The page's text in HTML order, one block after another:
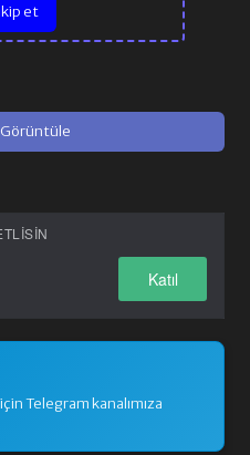
et
Görüntüle
Katıl
Telegram kanalımıza